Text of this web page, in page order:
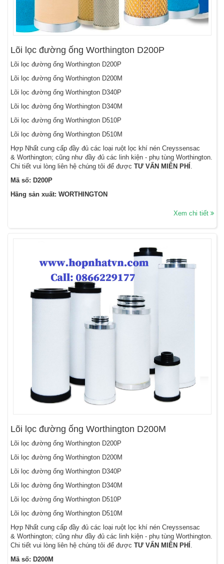
Lõi lọc đường ống Worthington D200P
Lõi lọc đường ống Worthington D200P
Lõi lọc đường ống Worthington D200M
Lõi lọc đường ống Worthington D340P
Lõi lọc đường ống Worthington D340M
Lõi lọc đường ống Worthington D510P
Lõi lọc đường ống Worthington D510M
Hợp Nhất cung cấp đầy đủ các loại ruột lọc khí nén Creyssensac
& Worthington; cũng như đầy đủ các linh kiện - phụ tùng Worthington.
Chi tiết vui lòng liên hệ chúng tôi để được TƯ VẤN MIỄN PHÍ
Mã số: D200P
Hãng sản xuất: WORTHINGTON
Xem chi tiết
Lõi lọc đường ống Worthington D200M
Lõi lọc đường ống Worthington D200P
Lõi lọc đường ống Worthington D200M
Lõi lọc đường ống Worthington D340P
Lõi lọc đường ống Worthington D340M
Lõi lọc đường ống Worthington D510P
Lõi lọc đường ống Worthington D510M
Hợp Nhất cung cấp đầy đủ các loại ruột lọc khí nén Creyssensac
& Worthington; cũng như đầy đủ các linh kiện - phụ tùng Worthington.
Chi tiết vui lòng liên hệ chúng tôi để được TƯ VẤN MIỄN PHÍ .
Mã số: D200M